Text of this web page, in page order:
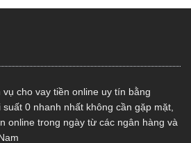
cho vay tiền online uy tín bằng
0 nhanh nhất không cần gặp mặt,
online trong ngày từ các ngân hàng và